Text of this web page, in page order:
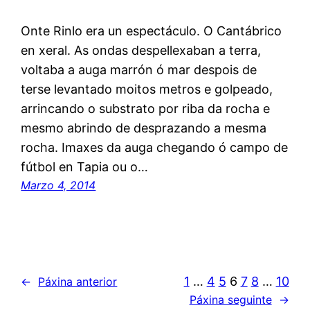
Onte Rinlo era un espectáculo. O Cantábrico
en xeral. As ondas despellexaban a terra,
voltaba a auga marrón ó mar despois de
terse levantado moitos metros e golpeado,
arrincando o substrato por riba da rocha e
mesmo abrindo de desprazando a mesma
rocha. Imaxes da auga chegando ó campo de
fútbol en Tapia ou o…
Marzo 4, 2014
← Páxina anterior 1 … 4 5 6 7 8 … 10
Páxina seguinte →